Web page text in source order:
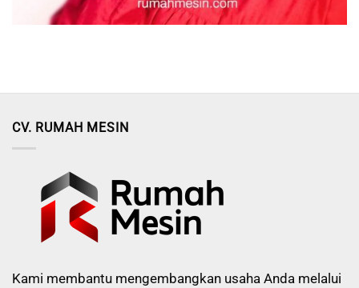
CV. RUMAH MESIN
Kami membantu mengembangkan usaha Anda melalui